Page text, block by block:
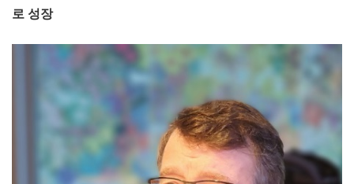
로 성장